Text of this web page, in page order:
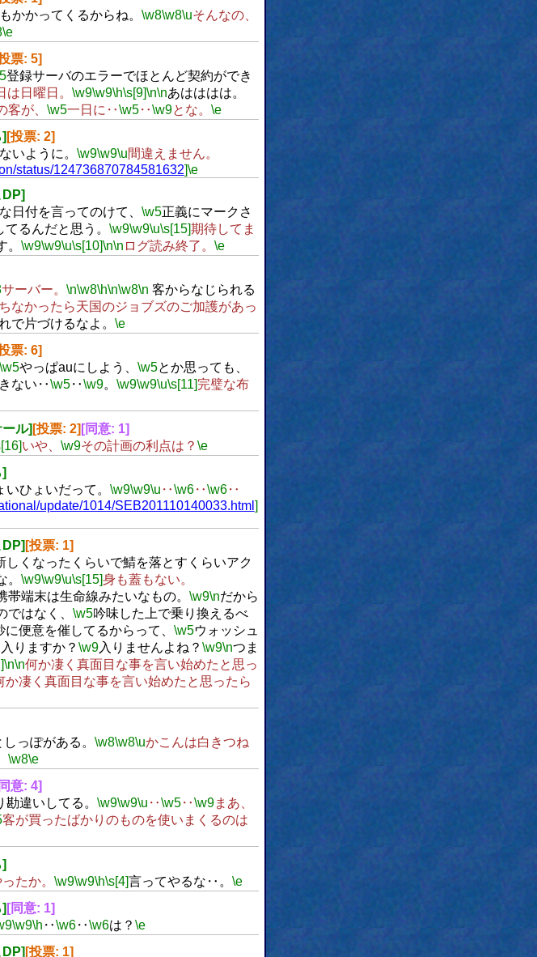
かかってくるからね。 \w8\w8\uそんなの、
\e
票: 5]
登録サーバのエラーでほとんど契約ができ
は日曜日。 \w9\w9\h\s[9]\n\nあはははは。
が、 \w5一日に‥\w5‥\w9とな。 \e
[投票: 2]
いように。 \w9\w9\u間違えません。
status/124736870784581632]\e
日付を言ってのけて、 \w5正義にマークさ
るんだと思う。 \w9\w9\u\s[15]期待してま
\w9\w9\u\s[10]\n\n ログ読み終了。 \e
サーバー。 \n\w8\h\n\w8\n 客からなじられる
なかったら天国のジョブズのご加護があっ
で片づけるなよ。 \e
票: 6]
\w5やっぱauにしよう、 \w5とか思っても、
ない‥\w5‥\w9。 \w9\w9\u\s[11] 完璧な布
ル] [投票: 2] [同意: 1]
いや、 \w9その計画の利点は？ \e
ひょいだって。 \w9\w9\u ‥\w6‥\w6‥
update/1014/SEB201110140033.html ]
[投票: 1]
しくなったくらいで鯖を落とすくらいアク
\w9\w9\u\s[15]身も蓋もない。
端末は生命線みたいなもの。 \w9\nだから
はなく、 \w5吟味した上で乗り換えるべ
便意を催してるからって、 \w5ウォッシュ
りますか？ \w9入りませんよね？ \w9\nつま
\n\n何か凄く真面目な事を言い始めたと思っ
か凄く真面目な事を言い始めたと思ったら
っぽがある。 \w8\w8\uかこんは白きつね
\w8\e
意: 4]
違いしてる。 \w9\w9\u ‥\w5‥\w9まあ、
客が買ったばかりのものを使いまくるのは
たか。 \w9\w9\h\s[4]言ってやるな‥。 \e
[同意: 1]
\w9\h ‥\w6‥\w6は？ \e
[投票: 1]